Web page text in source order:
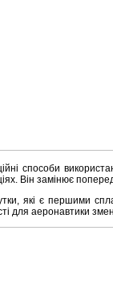
способи
Він замінює
які є першими
для аеронавтики